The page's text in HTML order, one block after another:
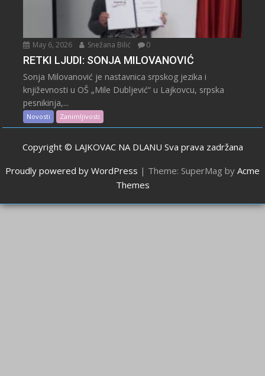
May 6, 2026 Snežana Bilić 0
RETKI LJUDI: SONJA MILOVANOVIĆ
Sonja Milovanović je nastavnica srpskog jezika i
književnosti u OŠ „Mile Dubljević“ u Lajkovcu, srpska
pesnikinja,...
Novosti Zanimljivosti
Copyright © LAJKOVAC NA DLANU Sva prava zadržana
Proudly powered by WordPress | Theme: SuperMag by Acme
Themes